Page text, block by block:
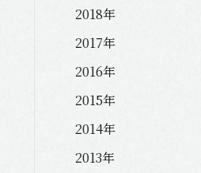
2018年
2017年
2016年
2015年
2014年
2013年